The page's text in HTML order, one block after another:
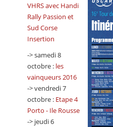
VHRS avec Handi
Rally Passion et
Sud Corse
Insertion
-> samedi 8
octobre : les
vainqueurs 2016
-> vendredi 7
octobre : Etape 4
Porto - Ile Rousse
-> jeudi 6